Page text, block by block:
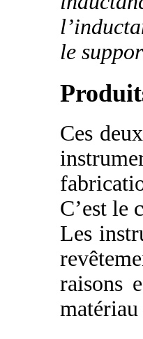
le
Ces
C’est le
Les
raisons